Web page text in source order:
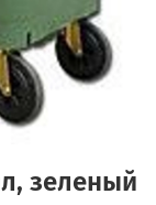
зеленый